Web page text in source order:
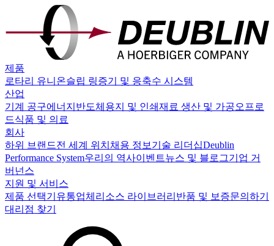
제품
로타리 유니온슬립 링증기 및 응축수 시스템
산업
기계 공구에너지 반도체 용지 및 인쇄재료 생산 및 가공오프로
드식품 및 의료
회사
하위 브랜드전 세계 위치 채용 정보 기술 리더십Deublin
Performance System우리의 역사이벤트뉴스 및 블로그기업 거
버넌스
지원 및 서비스
제품 선택기 유통업체 리소스 라이브러리 반품 및 보증문의하기
대리점 찾기